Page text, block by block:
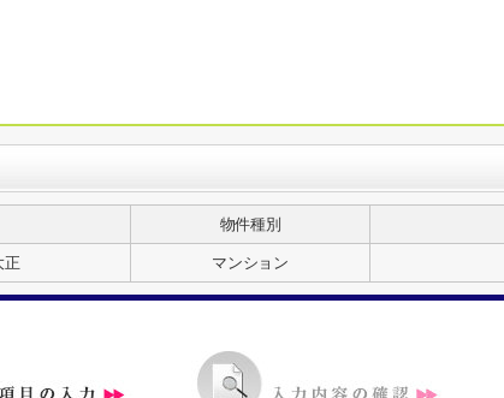
物件種別
正 マンション